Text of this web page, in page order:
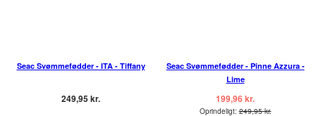
Seac Svømmefødder - ITA - Tiffany
249,95 kr.
Seac Svømmefødder - Pinne Azzura -
Lime
199,96 kr.
Oprindeligt:249,95 kr.